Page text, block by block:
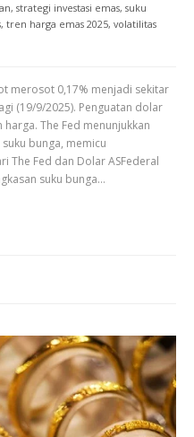
, strategi investasi emas, suku
, tren harga emas 2025, volatilitas
merosot 0,17% menjadi sekitar
(19/9/2025). Penguatan dolar
The Fed menunjukkan
bunga, memicu
The Fed dan Dolar ASFederal
suku bunga…